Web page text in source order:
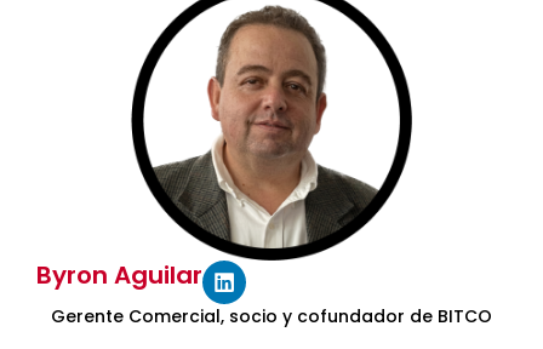
Byron Aguilar
Gerente Comercial, socio y cofundador de BITCO